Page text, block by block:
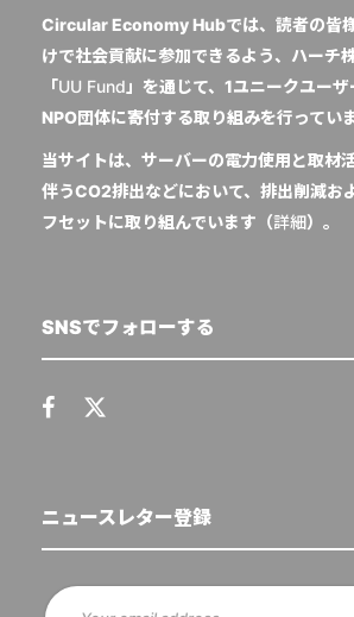
Circular Economy Hubでは、読者の皆
けで社会貢献に参加できるよう、ハーチ
「UU Fund 」を通じて、1ユニークユー
NPO団体に寄付する取り組みを行っていま
当サイトは、サーバーの電力使用と取材
伴うCO2排出などにおいて、排出削減お
フセットに取り組んでいます（詳細）。
SNSでフォローする
ニュースレター登録